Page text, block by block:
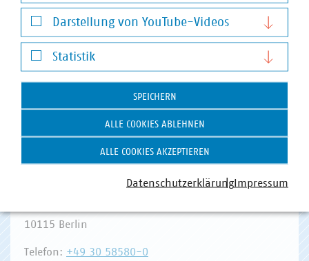
ENERGIEWIRTSCHAFTWASSER/ABWASSERDIGITALISIERUNG/TKABFALLWIRTSCHAFT
RECHT
Hausanschrift und Kontakt
VKU-Hauptgeschäftsstelle
10115 Berlin
Telefon: +49 30 58580-0
Notwendige Cookies
Darstellung von YouTube-Videos
Darstellung von YouTube-Videos
Statistik
Statistik
SPEICHERN
ALLE COOKIES ABLEHNEN
ALLE COOKIES AKZEPTIEREN
DatenschutzerklärungImpressum